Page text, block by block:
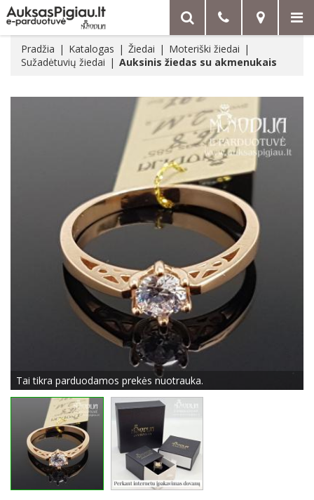
Pradžia Katalogas Žiedai
Moteriški žiedai
Sužadėtuvių žiedai
Auksinis žiedas su akmenukais
Tai tikra parduodamos prekės nuotrauka.